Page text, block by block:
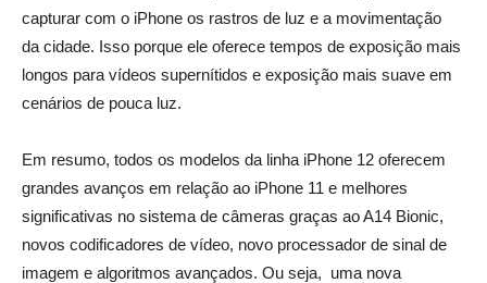
capturar com o iPhone os rastros de luz e a movimentação
da cidade. Isso porque ele oferece tempos de exposição mais
longos para vídeos supernítidos e exposição mais suave em
cenários de pouca luz.
Em resumo, todos os modelos da linha iPhone 12 oferecem
grandes avanços em relação ao iPhone 11 e melhores
significativas no sistema de câmeras graças ao A14 Bionic,
novos codificadores de vídeo, novo processador de sinal de
imagem e algoritmos avançados. Ou seja, uma nova